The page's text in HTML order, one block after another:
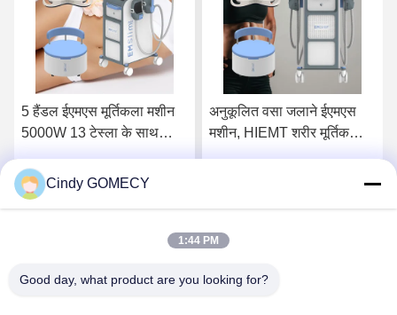
अनुकूलित वसा जलाने ईएमएस
मशीन, HIEMT शरीर मूर्तिकला
सर्वोत्तम मूल्य प्राप्त करें
आरएफ ईएमएस मूर्तिकला मशीन /
पेल्विक फ्लोर कुशन कुर्सी विकल्प
Cindy GOMECY
1:44 PM
Good day, what product are you looking for?